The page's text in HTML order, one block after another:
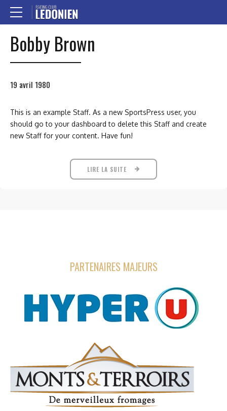
Bobby Brown
19 avril 1980
This is an example Staff. As a new SportsPress user, you
should go to your dashboard to delete this Staff and create
new Staff for your content. Have fun!
LIRE LA SUITE
PARTENAIRES MAJEURS